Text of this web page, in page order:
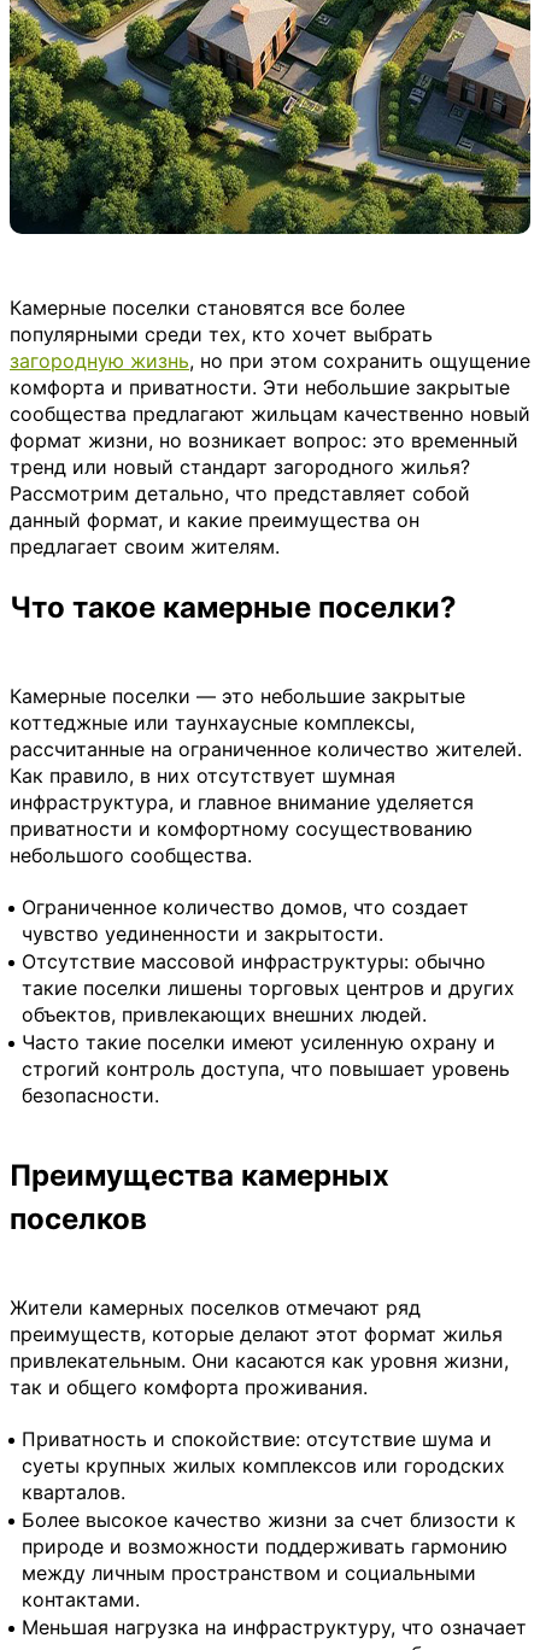
Камерные поселки становятся все более
популярными среди тех, кто хочет выбрать
загородную жизнь, но при этом сохранить ощущение
комфорта и приватности. Эти небольшие закрытые
сообщества предлагают жильцам качественно новый
формат жизни, но возникает вопрос: это временный
тренд или новый стандарт загородного жилья?
Рассмотрим детально, что представляет собой
данный формат, и какие преимущества он
предлагает своим жителям.
Что такое камерные поселки?
Камерные поселки — это небольшие закрытые
коттеджные или таунхаусные комплексы,
рассчитанные на ограниченное количество жителей.
Как правило, в них отсутствует шумная
инфраструктура, и главное внимание уделяется
приватности и комфортному сосуществованию
небольшого сообщества.
Ограниченное количество домов, что создает
чувство уединенности и закрытости.
Отсутствие массовой инфраструктуры: обычно
такие поселки лишены торговых центров и других
объектов, привлекающих внешних людей.
Часто такие поселки имеют усиленную охрану и
строгий контроль доступа, что повышает уровень
безопасности.
Преимущества камерных
поселков
Жители камерных поселков отмечают ряд
преимуществ, которые делают этот формат жилья
привлекательным. Они касаются как уровня жизни,
так и общего комфорта проживания.
Приватность и спокойствие: отсутствие шума и
суеты крупных жилых комплексов или городских
кварталов.
Более высокое качество жизни за счет близости к
природе и возможности поддерживать гармонию
между личным пространством и социальными
контактами.
Меньшая нагрузка на инфраструктуру, что означает